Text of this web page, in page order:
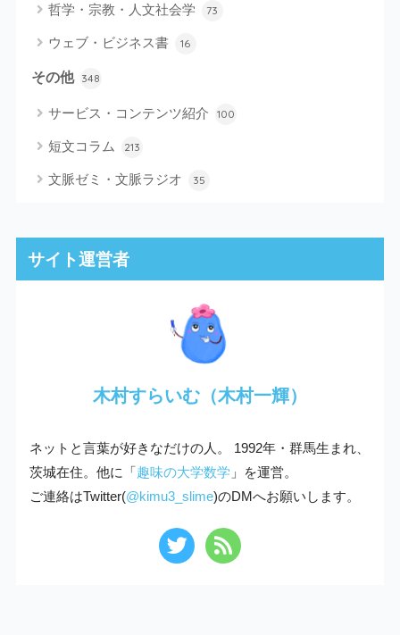
哲学・宗教・人文社会学 73
ウェブ・ビジネス書 16
その他 348
サービス・コンテンツ紹介 100
短文コラム 213
文脈ゼミ・文脈ラジオ 35
サイト運営者
木村すらいむ（木村一輝）
ネットと言葉が好きなだけの人。 1992年・群馬生まれ、
茨城在住。他に「 趣味の大学数学 」を運営。
ご連絡はTwitter(@kimu3_slime)のDMへお願いします。